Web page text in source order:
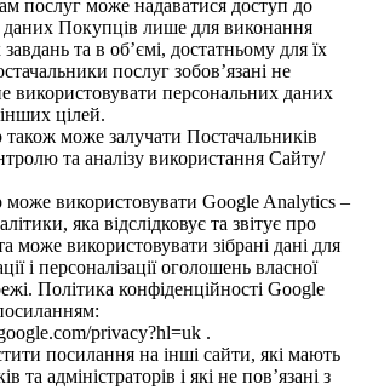
послуг може надаватися доступ до
даних Покупців лише для виконання
та в об’ємі, достатньому для їх
послуг зобов’язані не
використовувати персональних даних
цілей.
також може залучати Постачальників
та аналізу використання Сайту/
може використовувати Google Analytics –
яка відслідковує та звітує про
може використовувати зібрані дані для
і персоналізації оголошень власної
Політика конфіденційності Google
privacy?hl=uk .
посилання на інші сайти, які мають
та адміністраторів і які не пов’язані з